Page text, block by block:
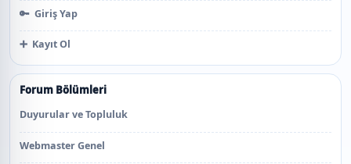
🔑 Giriş Yap
➕ Kayıt Ol
Forum Bölümleri
Duyurular ve Topluluk
Webmaster Genel